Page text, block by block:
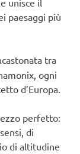
unisce il
paesaggi più
tra
ogni
d’Europa.
perfetto:
di
di altitudine